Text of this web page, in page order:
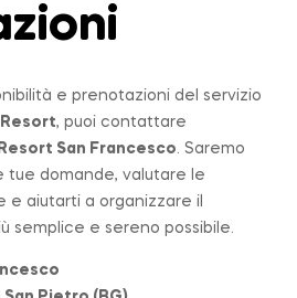
e prenotazioni del servizio
Resort, puoi contattare
San Francesco . Saremo
tue domande, valutare le
e aiutarti a organizzare il
semplice e sereno possibile.